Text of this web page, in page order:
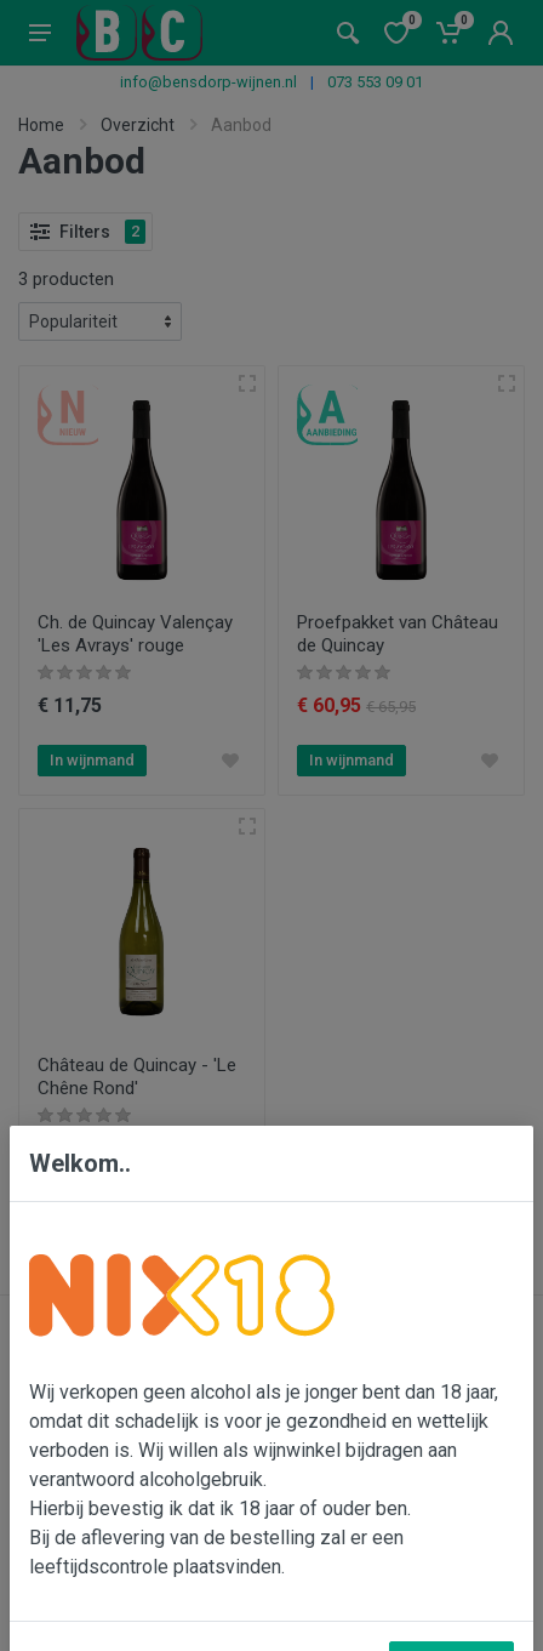
0 0
info@bensdorp-wijnen.nl | 073 553 09 01
Home Overzicht Aanbod
Aanbod
Filters 2
3 producten
Ch. de Quincay Valençay
'Les Avrays' rouge
€ 11,75
In wijnmand
Proefpakket van Château
de Quincay
€ 60,95 € 65,95
In wijnmand
Château de Quincay - 'Le
Chêne Rond'
€ 11,75
In wijnmand
Contact
Bensdorp Wijnen, De Confrerie en Wijnkado
Bedrijventerrein 'De Vutter'
De Beverspijken 20 L
5221 ED 's-Hertogenbosch (Engelen)
Wouter Bensdorp
M 06-22993764
Welkom..
Wij verkopen geen alcohol als je jonger bent dan 18 jaar,
omdat dit schadelijk is voor je gezondheid en wettelijk
verboden is. Wij willen als wijnwinkel bijdragen aan
verantwoord alcoholgebruik.
Hierbij bevestig ik dat ik 18 jaar of ouder ben.
Bij de aflevering van de bestelling zal er een
leeftijdscontrole plaatsvinden.